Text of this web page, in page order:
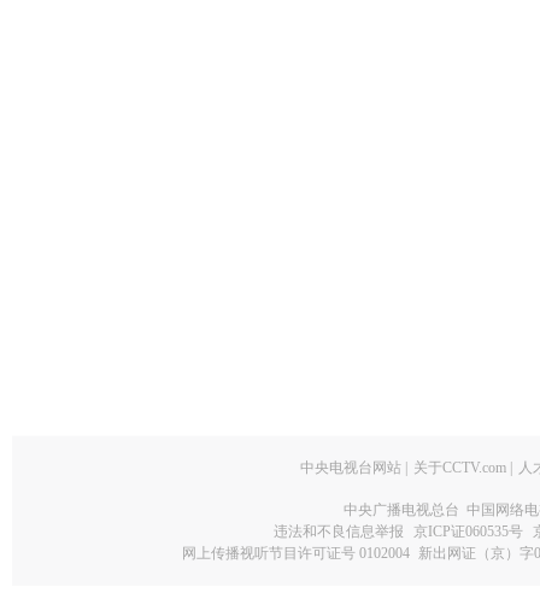
中央电视台网站 关于CCTV.com 人
中央广播电视总台 中国网络
违法和不良信息举报
京ICP证060535号
网上传播视听节目许可证号 0102004 新出网证（京）